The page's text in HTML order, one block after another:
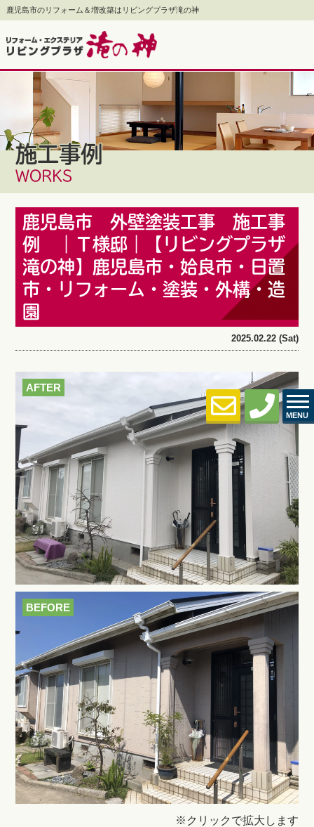
鹿児島市のリフォーム＆増改築はリビングプラザ滝の神
MENU
施工事例
WORKS
鹿児島市 外壁塗装工事 施工事
例 ｜Ｔ様邸｜【リビングプラザ
滝の神】鹿児島市・姶良市・日置
市・リフォーム・塗装・外構・造
園
2025.02.22 (Sat)
AFTER
BEFORE
※クリックで拡大します